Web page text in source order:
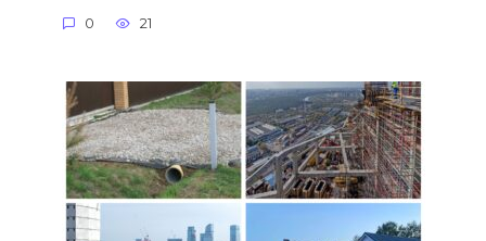
0 21